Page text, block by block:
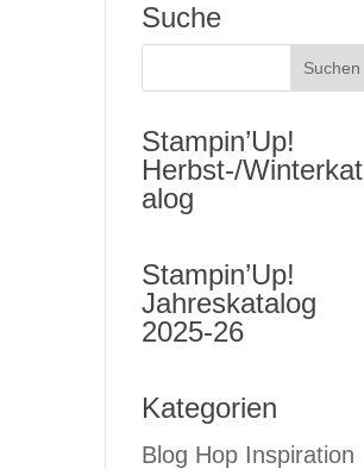
Suche
Stampin’Up!
Herbst-/Winterkat
alog
Stampin’Up!
Jahreskatalog
2025-26
Kategorien
Blog Hop Inspiration